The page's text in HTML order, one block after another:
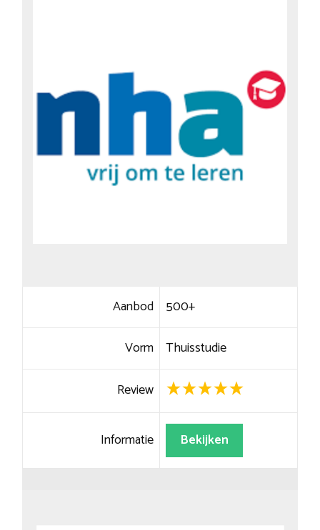
Aanbod 500+
Vorm Thuisstudie
Review
Informatie Bekijken